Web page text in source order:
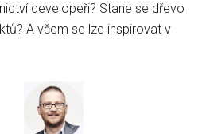
developeři? Stane se dřevo
A včem se lze inspirovat v